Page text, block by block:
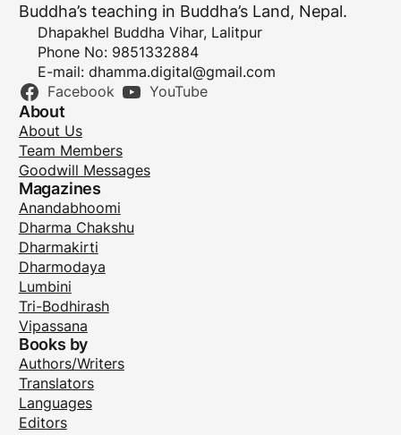
Buddha’s teaching in Buddha’s Land, Nepal.
Dhapakhel Buddha Vihar, Lalitpur
Phone No: 9851332884
E-mail: dhamma.digital@gmail.com
Facebook YouTube
About
About Us
Team Members
Goodwill Messages
Magazines
Anandabhoomi
Dharma Chakshu
Dharmakirti
Dharmodaya
Lumbini
Tri-Bodhirash
Vipassana
Books by
Authors/Writers
Translators
Languages
Editors